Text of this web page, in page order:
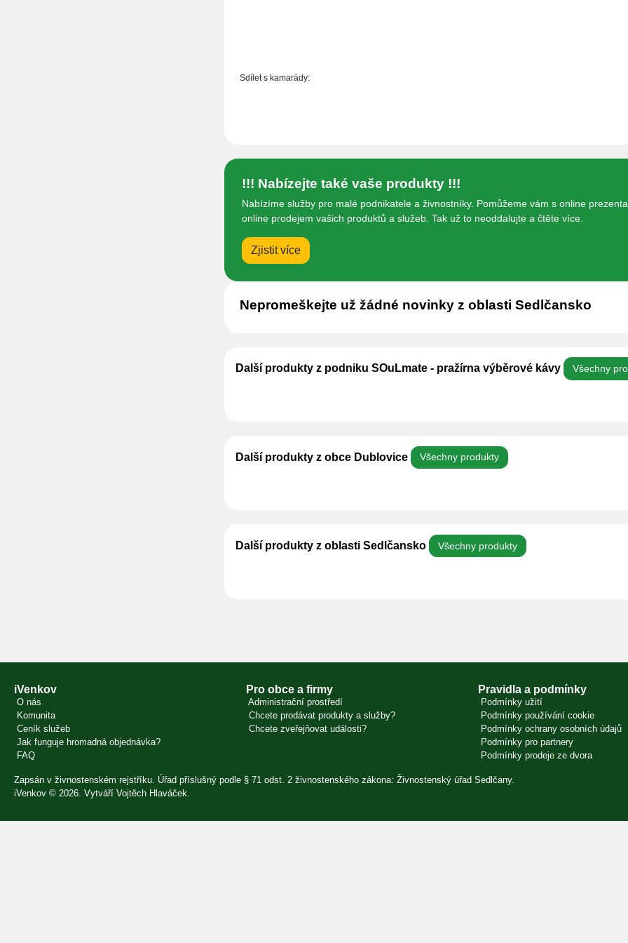
Sdílet s kamarády:
!!! Nabízejte také vaše produkty !!!
Nabízíme služby pro malé podnikatele a živnostníky. Pomůžeme vám s online
online prodejem vašich produktů a služeb. Tak už to neoddalujte a čtěte více.
Zjistit více
Nepromeškejte už žádné novinky z oblasti Sedlčansko
Další produkty z podniku SOuLmate - pražírna výběrové kávy Všechny
Další produkty z obce Dublovice Všechny produkty
Další produkty z oblasti Sedlčansko Všechny produkty
iVenkov
O nás
Komunita
Ceník služeb
Jak funguje hromadná objednávka?
FAQ
Pro obce a firmy
Administrační prostředí
Chcete prodávat produkty a služby?
Chcete zveřejňovat události?
Pravidla a podmínky
Podmínky užití
Podmínky používání cookie
Podmínky ochrany osobních údajů
Podmínky pro partnery
Podmínky prodeje ze dvora
Zapsán v živnostenském rejstříku. Úřad příslušný podle § 71 odst. 2 živnostenského zákona: Živnostenský úřad Sedlčany.
iVenkov © 2026. Vytváří Vojtěch Hlaváček